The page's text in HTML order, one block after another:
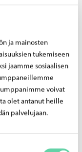
ja mainosten
tukemiseen
jaamme sosiaalisen
voivat
olet antanut heille
palvelujaan.
osallistavan
tulevaa
muistoja ja
kasvotusten
taideohjelmasta